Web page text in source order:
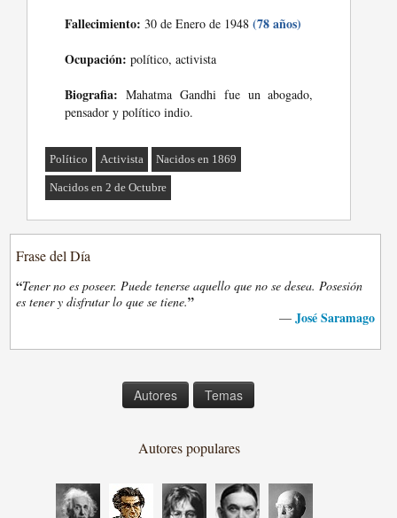
Fallecimiento: 30 de Enero de 1948(78 años)
Ocupación: político, activista
Biografia: Mahatma Gandhi fue un abogado,
pensador y político indio.
Político Activista Nacidos en 1869
Nacidos en 2 de Octubre
Frase del Día
“Tener no es poseer. Puede tenerse aquello que no se desea. Posesión
es tener y disfrutar lo que se tiene.”
— José Saramago
Autores Temas
Autores populares